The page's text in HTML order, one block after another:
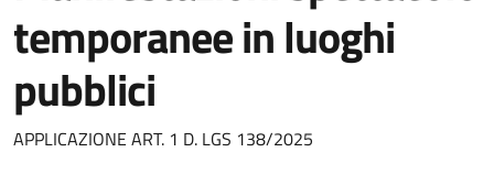
temporanee in luoghi
pubblici
Dettagli della notizia
APPLICAZIONE ART. 1 D. LGS 138/2025